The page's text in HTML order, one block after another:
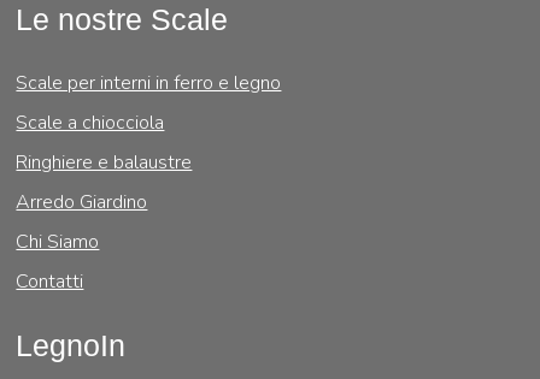
Le nostre Scale
Scale per interni in ferro e legno
Scale a chiocciola
Ringhiere e balaustre
Arredo Giardino
Chi Siamo
Contatti
LegnoIn